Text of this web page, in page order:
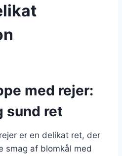
med rejer:
sund ret
er en delikat ret, der
smag af blomkål med